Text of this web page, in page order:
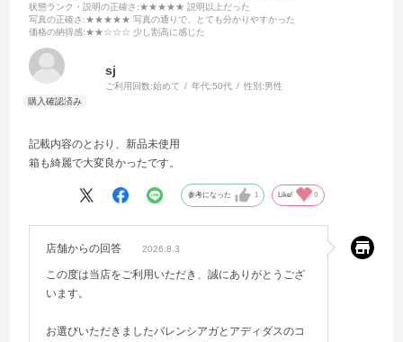
状態ランク・説明の正確さ :★★★★★ 説明以上だった
写真の正確さ :★★★★★ 写真の通りで、とても分かりやすかった
価格の納得感:★★☆☆☆ 少し割高に感じた
sj
ご利用回数:始めて 年代:50代 性別:男性
記載内容のとおり、新品未使用
箱も綺麗で大変良かったです。
参考になった 1 Like! 0
店舗からの回答 2026.8.3
この度は当店をご利用いただき、誠にありがとうござ
います。
お選びいただきましたバレンシアガとアディダスのコ